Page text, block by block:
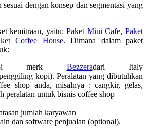
dengan konsep dan segmentasi yang
kemitraan, yaitu:Paket Mini Cafe,Paket
Coffee House. Dimana dalam paket
merk Bezzeradari Italy
kopi). Peralatan yang dibutuhkan
shop anda, misalnya : cangkir, gelas,
peralatan untuk bisnis coffee shop
jumlah karyawan
dan software penjualan (optional).